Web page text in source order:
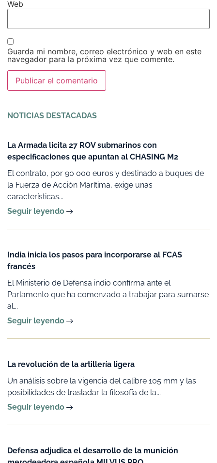
Web
Guarda mi nombre, correo electrónico y web en este
navegador para la próxima vez que comente.
NOTICIAS DESTACADAS
La Armada licita 27 ROV submarinos con
especificaciones que apuntan al CHASING M2
El contrato, por 90 000 euros y destinado a buques de
la Fuerza de Acción Marítima, exige unas
características...
Seguir leyendo
India inicia los pasos para incorporarse al FCAS
francés
El Ministerio de Defensa indio confirma ante el
Parlamento que ha comenzado a trabajar para sumarse
al...
Seguir leyendo
La revolución de la artillería ligera
Un análisis sobre la vigencia del calibre 105 mm y las
posibilidades de trasladar la filosofía de la...
Seguir leyendo
Defensa adjudica el desarrollo de la munición